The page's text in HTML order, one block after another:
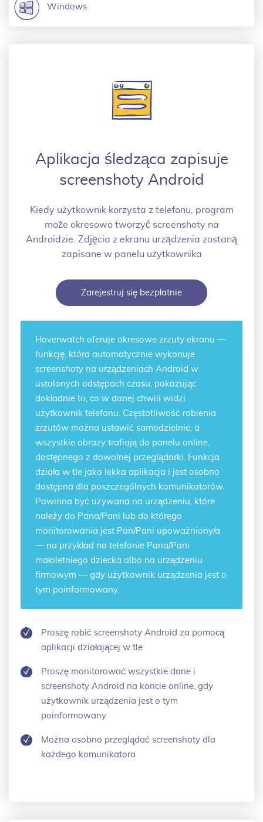
Windows
Aplikacja śledząca zapisuje
screenshoty Android
Kiedy użytkownik korzysta z telefonu, program
może okresowo tworzyć screenshoty na
Androidzie. Zdjęcia z ekranu urządzenia zostaną
zapisane w panelu użytkownika
Zarejestruj się bezpłatnie
Hoverwatch oferuje okresowe zrzuty ekranu —
funkcję, która automatycznie wykonuje
screenshoty na urządzeniach Android w
ustalonych odstępach czasu, pokazując
dokładnie to, co w danej chwili widzi
użytkownik telefonu. Częstotliwość robienia
zrzutów można ustawić samodzielnie, a
wszystkie obrazy trafiają do panelu online,
dostępnego z dowolnej przeglądarki. Funkcja
działa w tle jako lekka aplikacja i jest osobno
dostępna dla poszczególnych komunikatorów.
Powinna być używana na urządzeniu, które
należy do Pana/Pani lub do którego
monitorowania jest Pan/Pani upoważniony/a
— na przykład na telefonie Pana/Pani
małoletniego dziecka albo na urządzeniu
firmowym — gdy użytkownik urządzenia jest o
tym poinformowany.
Proszę robić screenshoty Android za pomocą
aplikacji działającej w tle
Proszę monitorować wszystkie dane i
screenshoty Android na koncie online, gdy
użytkownik urządzenia jest o tym
poinformowany
Można osobno przeglądać screenshoty dla
każdego komunikatora